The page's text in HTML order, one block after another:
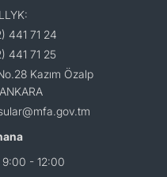
441 71 24
441 71 25
Kazım Özalp
9:00 - 12:00